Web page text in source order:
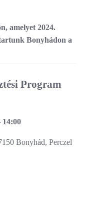
amelyet 2024.
Bonyhádon a
Program
14:00
Bonyhád, Perczel